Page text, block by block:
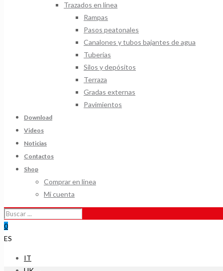
Trazados en linea
Rampas
Pasos peatonales
Canalones y tubos bajantes de agua
Tuberías
Silos y depósitos
Terraza
Gradas externas
Pavimientos
Download
Videos
Noticias
Contactos
Shop
Comprar en linea
Mi cuenta
0
ES
IT